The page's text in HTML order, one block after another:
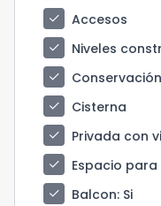
check
Accesos
check
Niveles
check
check
Cisterna
check
Privada con
check
Espacio
check
Balcon: Si